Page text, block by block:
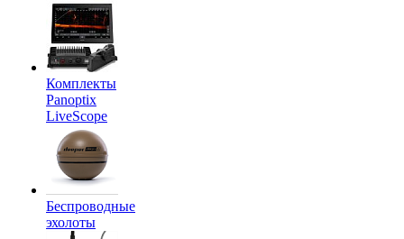
Комплекты
Panoptix
LiveScope
Беспроводные
эхолоты